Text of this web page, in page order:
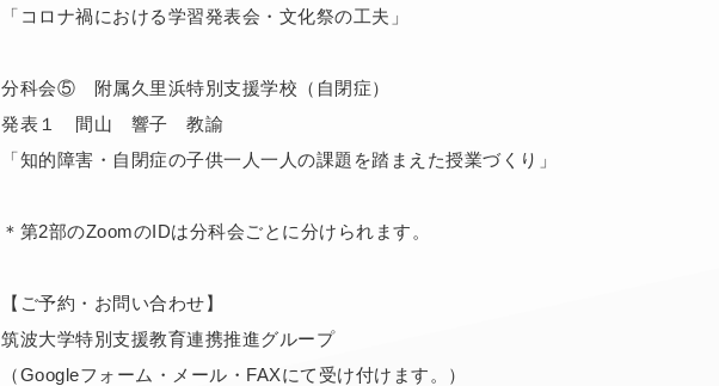
「コロナ禍における学習発表会・文化祭の工夫」
分科会⑤ 附属久里浜特別支援学校（自閉症）
発表１ 間山 響子 教諭
「知的障害・自閉症の子供一人一人の課題を踏まえた授業づくり」
＊第2部のZoomのIDは分科会ごとに分けられます。
【ご予約・お問い合わせ】
筑波大学特別支援教育連携推進グループ
（Googleフォーム・メール・FAXにて受け付けます。）